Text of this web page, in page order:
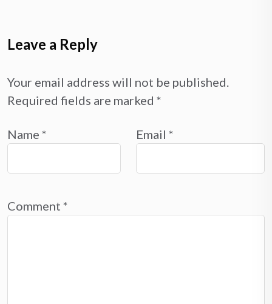
Leave a Reply
Your email address will not be published.
Required fields are marked *
Name * Email *
Comment *